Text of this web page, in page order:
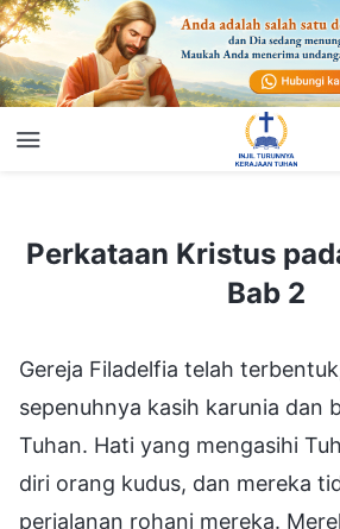
Perkataan Kristus pada Mulanya—Bab 2
Perkataan Kristus
Bab 2
Gereja Filadelfia telah
sepenuhnya kasih karunia dan
Tuhan. Hati yang mengasihi
diri orang kudus, dan mereka
perjalanan rohani mereka.